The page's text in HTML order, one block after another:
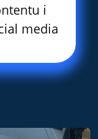
i
media